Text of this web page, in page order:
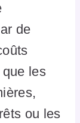
de
les
ou les